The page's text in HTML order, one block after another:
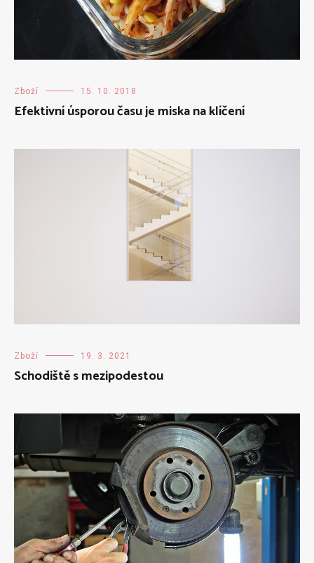
Zboží 15. 10. 2018
Efektivní úsporou času je miska na klíčení
Zboží 19. 3. 2021
Schodiště s mezipodestou